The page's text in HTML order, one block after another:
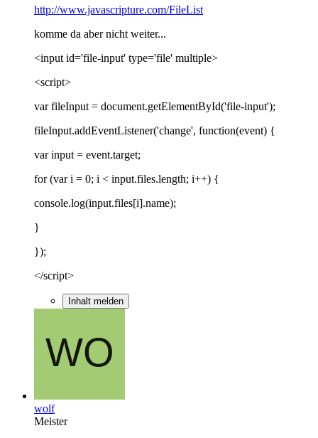
http://www.javascripture.com/FileList
komme da aber nicht weiter...
<input id='file-input' type='file' multiple>
<script>
var fileInput = document.getElementById('file-input');
fileInput.addEventListener('change', function(event) {
var input = event.target;
for (var i = 0; i < input.files.length; i++) {
console.log(input.files[i].name);
}
});
</script>
Inhalt melden
wolf
Meister